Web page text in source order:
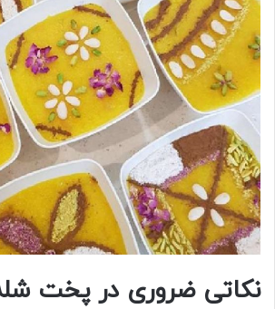
نکاتی ضروری در پخت